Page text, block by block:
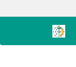
navigation